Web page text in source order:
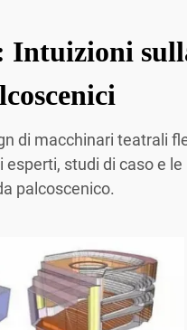
di macchinari teatrali
studi di caso e
palcoscenico.